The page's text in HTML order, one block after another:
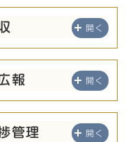
開く
報 開く
管理 開く